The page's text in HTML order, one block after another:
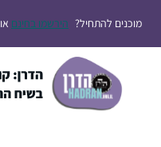
לתוכןמוכנים להתחיל? הירשמו בחינם או